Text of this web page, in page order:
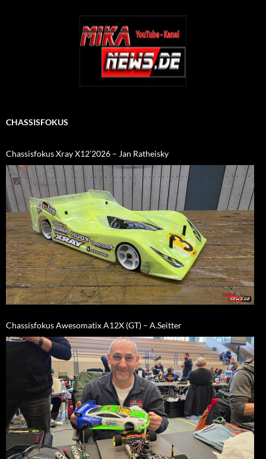
CHASSISFOKUS
Chassisfokus Xray X12’2026 – Jan Ratheisky
Chassisfokus Awesomatix A12X (GT) – A.Seitter